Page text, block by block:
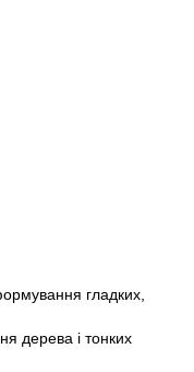
гладких,
дерева і тонких